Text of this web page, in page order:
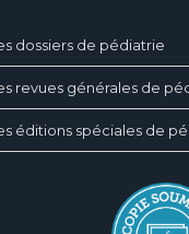
dossiers de pédiatrie
revues générales de
éditions spéciales de